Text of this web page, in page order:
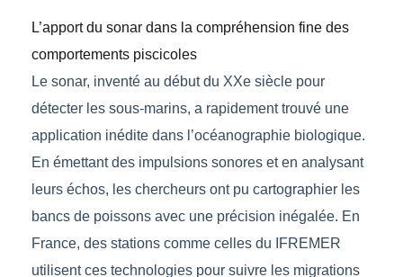
L’apport du sonar dans la compréhension fine des
comportements piscicoles
Le sonar, inventé au début du XXe siècle pour
détecter les sous-marins, a rapidement trouvé une
application inédite dans l’océanographie biologique.
En émettant des impulsions sonores et en analysant
leurs échos, les chercheurs ont pu cartographier les
bancs de poissons avec une précision inégalée. En
France, des stations comme celles du IFREMER
utilisent ces technologies pour suivre les migrations